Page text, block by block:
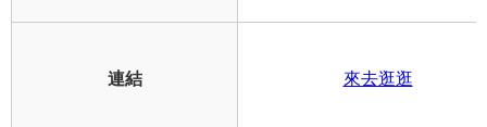
連結 來去逛逛